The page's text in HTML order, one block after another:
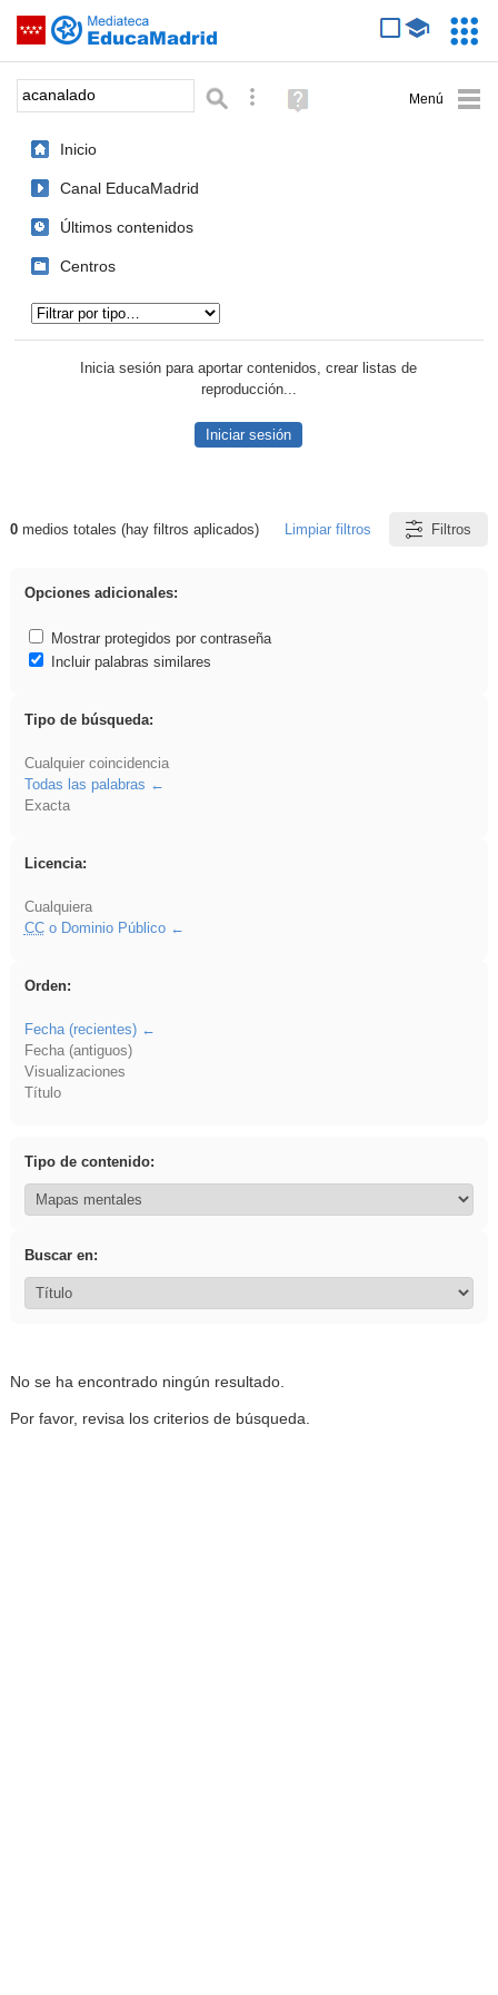
Saltar navegación
Palabra o frase: Búsqueda avanzada
Ayuda
(en
Inicio
Canal EducaMadrid
Últimos contenidos
Centros
Inicia sesión para aportar contenidos, crear listas de
reproducción...
Iniciar sesión
Resultados de: acanalado
0medios totales (hay filtros aplicados) Limpiar filtros Filtros
Opciones adicionales:
Mostrar protegidos por contraseña
Incluir palabras similares
Tipo de búsqueda:
Cualquier coincidencia
Todas las palabras
Exacta
Licencia:
Cualquiera
CCo Dominio Público
Orden:
Fecha (recientes)
Fecha (antiguos)
Visualizaciones
Título
Tipo de contenido:
Buscar en:
No se ha encontrado ningún resultado.
Por favor, revisa los criterios de búsqueda.